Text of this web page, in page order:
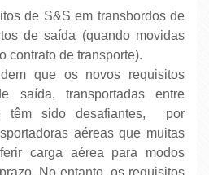
de S&S em transbordos de
de saída (quando movidas
contrato de transporte).
que os novos requisitos
saída, transportadas entre
têm sido desafiantes, por
aéreas que muitas
carga aérea para modos
No entanto, os requisitos